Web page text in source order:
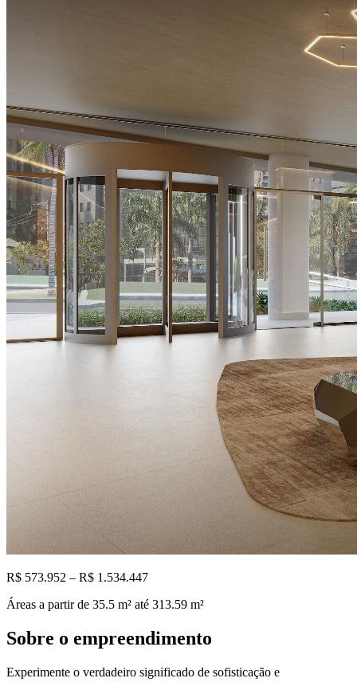
R$ 573.952 – R$ 1.534.447
Áreas a partir de 35.5 m² até 313.59 m²
Sobre o empreendimento
Experimente o verdadeiro significado de sofisticação e